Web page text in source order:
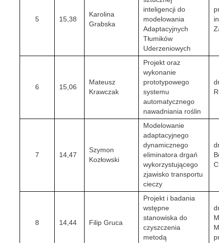
5 15,38
Karolina
Grabska
inteligencji do
modelowania
Adaptacyjnych
Tłumików
Uderzeniowych
6 15,06
Mateusz
Krawczak
Projekt oraz
wykonanie
prototypowego
systemu
automatycznego
nawadniania roślin
7 14,47
Szymon
Kozłowski
Modelowanie
adaptacyjnego
dynamicznego
eliminatora drgań
wykorzystującego
zjawisko transportu
cieczy
8 14,44 Filip Gruca
Projekt i badania
wstępne
stanowiska do
czyszczenia
metodą